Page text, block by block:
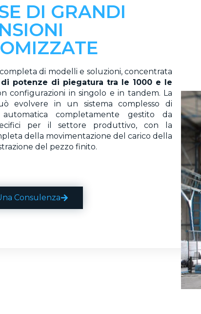
DI GRANDI
di modelli e soluzioni, concentrata
potenze di piegatura tra le 1000 e le
configurazioni in singolo e in tandem. La
evolvere in un sistema complesso di
automatica completamente gestito da
per il settore produttivo, con la
della movimentazione del carico della
del pezzo finito.
Consulenza